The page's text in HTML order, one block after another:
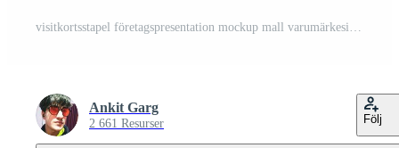
Ankit Garg
2 661 Resurser Följ